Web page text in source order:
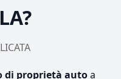
di proprietà autoa